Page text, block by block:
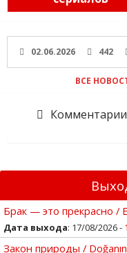
02.06.2026 442
ВСЕ
Брак — это прекрасно /
Дата выхода: 17/08/2026 -
Закон природы /